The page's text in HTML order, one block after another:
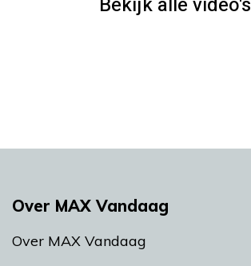
Over MAX Vandaag
Over MAX Vandaag